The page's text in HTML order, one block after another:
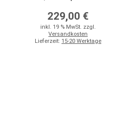
229,00 €
inkl. 19 % MwSt. zzgl.
Versandkosten
Lieferzeit: 15-20 Werktage